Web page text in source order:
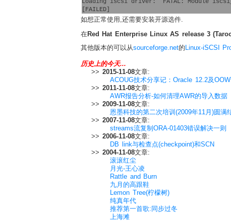
[FAILED]
如想正常使用,还需要安装开源选件.
在Red Hat Enterprise Linux AS release 3
其他版本的可以从sourceforge.net的Linux-iSCSI
历史上的今天...
>> 2015-11-08文章:
ACOUG技术分享记：Oracle 12.2及
>> 2011-11-08文章:
AWR报告分析-如何清理AWR的导入数据
>> 2009-11-08文章:
恩墨科技的第二次培训(2009年11月)圆满
>> 2007-11-08文章:
streams流复制ORA-01403错误解决一则
>> 2006-11-08文章:
DB link与检查点(checkpoint)和SCN
>> 2004-11-08文章:
滚滚红尘
月光-王心凌
Rattle and Burn
九月的高跟鞋
Lemon Tree(柠檬树)
纯真年代
推荐第一首歌:同步过冬
上海滩